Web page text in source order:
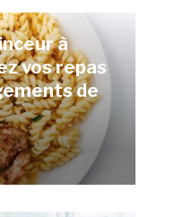
à
vos repas
de